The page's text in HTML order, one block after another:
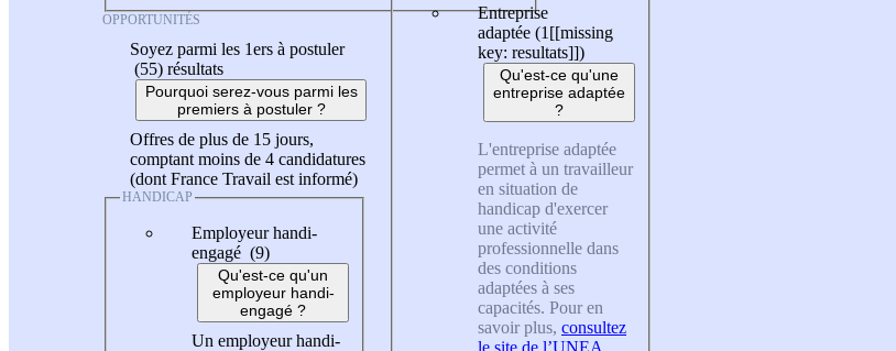
OPPORTUNITÉS
Soyez parmi les 1ers à postuler
(55) résultats
Pourquoi serez-vous parmi les
premiers à postuler ?
Offres de plus de 15 jours,
comptant moins de 4 candidatures
(dont France Travail est informé)
HANDICAP
Employeur handi-
engagé (9)
Qu'est-ce qu'un
employeur handi-
engagé ?
Un employeur handi-
Entreprise
adaptée (1 [[missing
key: resultats]])
Qu'est-ce qu'une
entreprise adaptée
?
L'entreprise adaptée
permet à un travailleur
en situation de
handicap d'exercer
une activité
professionnelle dans
des conditions
adaptées à ses
capacités. Pour en
savoir plus, consultez